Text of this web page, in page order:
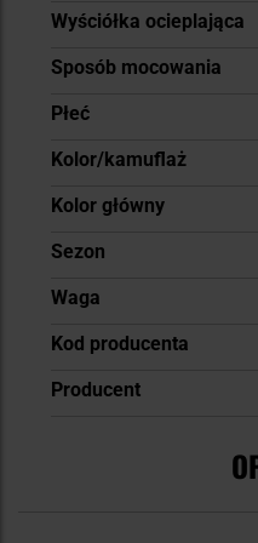
Wyściółka ocieplająca
Sposób mocowania
Płeć
Kolor/kamuflaż
Kolor główny
Sezon
Waga
Kod producenta
Producent